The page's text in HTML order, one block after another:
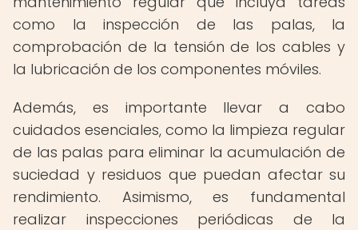
como la inspección de las palas, la
comprobación de la tensión de los cables y
la lubricación de los componentes móviles.
Además, es importante llevar a cabo
cuidados esenciales, como la limpieza regular
de las palas para eliminar la acumulación de
suciedad y residuos que puedan afectar su
rendimiento. Asimismo, es fundamental
realizar inspecciones periódicas de la